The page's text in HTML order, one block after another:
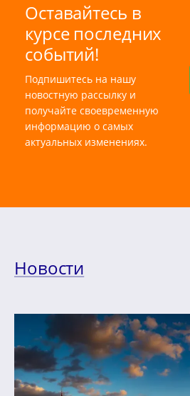
Оставайтесь в
курсе последних
событий!
Подпишитесь на нашу
новостную рассылку и
получайте своевременную
информацию о самых
актуальных изменениях.
Новости